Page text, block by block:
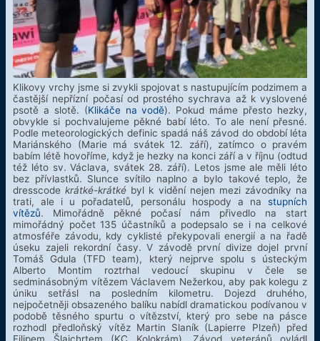
Klikovy vrchy jsme si zvykli spojovat s nastupujícím podzimem a
častější nepřízní počasí od prostého sychrava až k vyslovené
psotě a slotě. (Klikáče na vodě). Pokud máme přesto hezky,
obvykle si pochvalujeme pěkné babí léto. To ale není přesné.
Podle meteorologických definic spadá náš závod do období léta
Mariánského (Marie má svátek 12. září), zatímco o pravém
babím létě hovoříme, když je hezky na konci září a v říjnu (odtud
též léto sv. Václava, svátek 28. září). Letos jsme ale měli léto
bez přívlastků. Slunce svítilo naplno a bylo takové teplo, že
dresscodekrátké-krátké byl k vidění nejen mezi závodníky na
trati, ale i u pořadatelů, personálu hospody a na stupních
vítězů. Mimořádně pěkné počasí nám přivedlo na start
mimořádný počet 135 účastníků a podepsalo se i na celkové
atmosféře závodu, kdy cyklisté překypovali energií a na řadě
úseku zajeli rekordní časy. V závodě první divize dojel první
Tomáš Gdula (TFD team), který nejprve spolu s ústeckým
Alberto Montim roztrhal vedoucí skupinu v čele se
sedminásobným vítězem Václavem Nežerkou, aby pak kolegu z
úniku setřásl na posledním kilometru. Dojezd druhého,
nejpočetněji obsazeného balíku nabídl dramatickou podívanou v
podobě těsného spurtu o vítězství, který pro sebe na pásce
rozhodl předloňský vítěz Martin Slaník (Lapierre Plzeň) před
Filipem Šlajchrtem (KC Kolokrám). Závod veteránů ovládl